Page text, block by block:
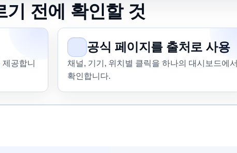
기 전에 확인할 것
공합니
공식 페이지를 출처로 사용
채널, 기기, 위치별 클릭을 하나의 대시보드에서
확인합니다.